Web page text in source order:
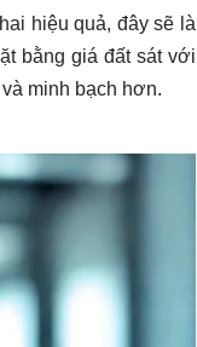
hiệu quả, đây sẽ là
bằng giá đất sát với
minh bạch hơn.